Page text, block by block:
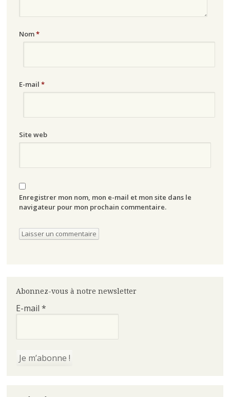
Nom*
E-mail *
Site web
Enregistrer mon nom, mon e-mail et mon site dans le
navigateur pour mon prochain commentaire.
Abonnez-vous à notre newsletter
E-mail *